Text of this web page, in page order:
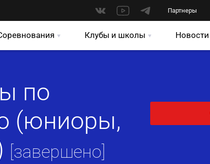
Партнеры
Клубы и школы Новости
по
(юниоры,
[завершено]